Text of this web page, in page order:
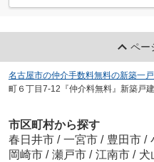
ペー
名古屋市の仲介手数料無料の新築一
町６丁目7-12『仲介料無料』新築戸
市区町村から探す
春日井市 / 一宮市 / 豊田市 /
岡崎市 / 瀬戸市 / 江南市 / 犬